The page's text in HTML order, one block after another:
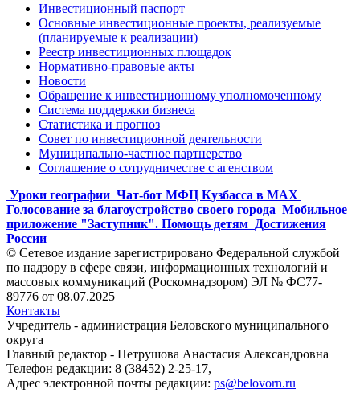
Инвестиционный паспорт
Основные инвестиционные проекты, реализуемые
(планируемые к реализации)
Реестр инвестиционных площадок
Нормативно-правовые акты
Новости
Обращение к инвестиционному уполномоченному
Система поддержки бизнеса
Статистика и прогноз
Совет по инвестиционной деятельности
Муниципально-частное партнерство
Соглашение о сотрудничестве с агенством
Уроки географии Чат-бот МФЦ Кузбасса в MAX
Голосование за благоустройство своего города Мобильное
приложение "Заступник". Помощь детям Достижения
России
© Сетевое издание зарегистрировано Федеральной службой
по надзору в сфере связи, информационных технологий и
массовых коммуникаций (Роскомнадзором) ЭЛ № ФС77-
89776 от 08.07.2025
Контакты
Учредитель - администрация Беловского муниципального
округа
Главный редактор - Петрушова Анастасия Александровна
Телефон редакции: 8 (38452) 2-25-17,
Адрес электронной почты редакции: ps@belovorn.ru